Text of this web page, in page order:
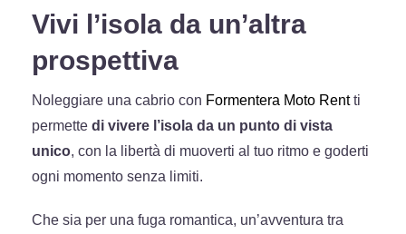
Vivi l’isola da un’altra
prospettiva
Noleggiare una cabrio con Formentera Moto Rentti
permette di vivere l’isola da un punto di vista
unico, con la libertà di muoverti al tuo ritmo e goderti
ogni momento senza limiti.
Che sia per una fuga romantica, un’avventura tra